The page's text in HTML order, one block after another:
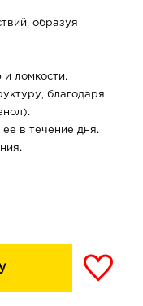
образуя
ломкости.
благодаря
в течение дня.